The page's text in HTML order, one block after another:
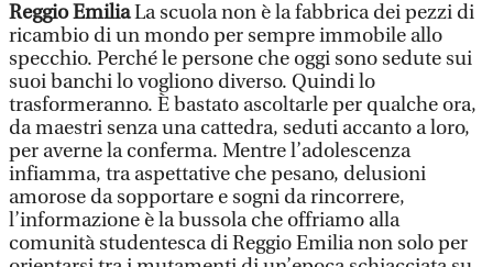
Reggio EmiliaLa scuola non è la fabbrica dei pezzi di
ricambio di un mondo per sempre immobile allo
specchio. Perché le persone che oggi sono sedute sui
suoi banchi lo vogliono diverso. Quindi lo
trasformeranno. È bastato ascoltarle per qualche ora,
da maestri senza una cattedra, seduti accanto a loro,
per averne la conferma. Mentre l’adolescenza
infiamma, tra aspettative che pesano, delusioni
amorose da sopportare e sogni da rincorrere,
l’informazione è la bussola che offriamo alla
comunità studentesca di Reggio Emilia non solo per